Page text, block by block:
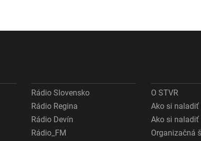
Rádio Slovensko
Rádio Regina
Rádio Devín
Rádio_FM
O STVR
Ako si naladiť
Ako si naladiť
Organizačná